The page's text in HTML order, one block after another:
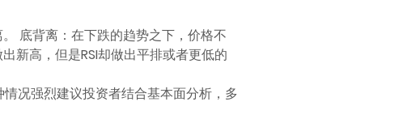
底背离：在下跌的趋势之下，价格不
新高，但是RSI却做出平排或者更低的
况强烈建议投资者结合基本面分析，多